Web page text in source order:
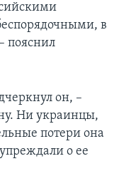
в
пояснил
он, –
Ни украинцы,
потери она
о ее